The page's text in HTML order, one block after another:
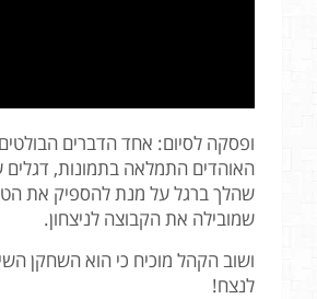
ופסקה לסיום: אחד הדברים
האוהדים התמלאה בתמונות,
שמובילה את הקבוצה לניצחון.
ושוב הקהל מוכיח כי הוא השחקן
לנצח!